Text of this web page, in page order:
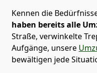
Kennen die
haben bereits alle
Straße, verwinkelte
Aufgänge, unsere
bewältigen jede